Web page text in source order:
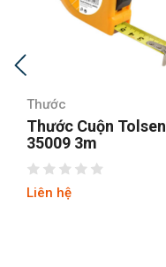
Thước
Thước Cuộn Tolsen
35009 3m
Liên hệ